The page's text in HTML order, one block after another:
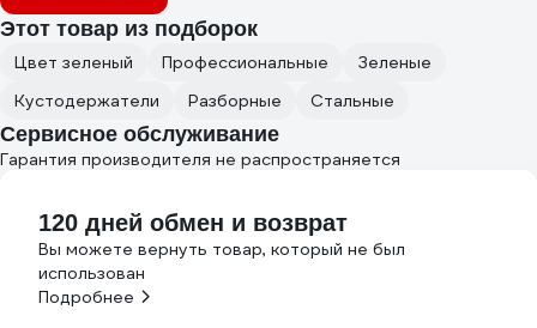
Этот товар из подборок
Цвет зеленый Профессиональные
Зеленые
Кустодержатели
Разборные Стальные
Сервисное обслуживание
Гарантия производителя не распространяется
120 дней обмен и возврат
Вы можете вернуть товар, который не был
использован
Подробнее